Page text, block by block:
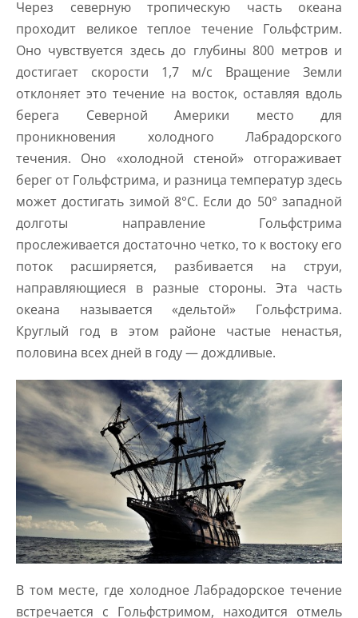
Через северную тропическую часть океана
проходит великое теплое течение Гольфстрим.
Оно чувствуется здесь до глубины 800 метров и
достигает скорости 1,7 м/с Вращение Земли
отклоняет это течение на восток, оставляя вдоль
берега Северной Америки место для
проникновения холодного Лабрадорского
течения. Оно «холодной стеной» отгораживает
берег от Гольфстрима, и разница температур здесь
может достигать зимой 8°С. Если до 50° западной
долготы направление Гольфстрима
прослеживается достаточно четко, то к востоку его
поток расширяется, разбивается на струи,
направляющиеся в разные стороны. Эта часть
океана называется «дельтой» Гольфстрима.
Круглый год в этом районе частые ненастья,
половина всех дней в году — дождливые.
В том месте, где холодное Лабрадорское течение
встречается с Гольфстримом, находится отмель